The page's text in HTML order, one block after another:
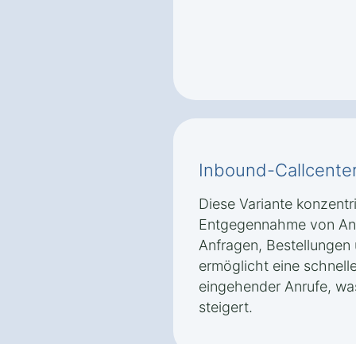
Inbound-
Diese Variante
Entgegennahme von
Anfragen,
ermöglicht eine
eingehender Anrufe,
steigert.